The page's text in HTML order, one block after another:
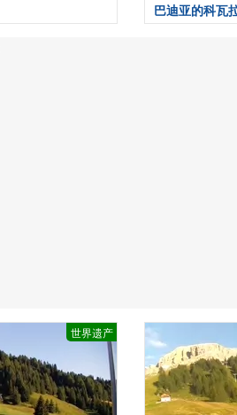
巴迪亚的科瓦
天气
世界遗产